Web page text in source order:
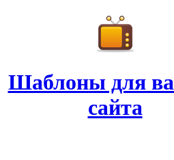
Шаблоны для
сайта